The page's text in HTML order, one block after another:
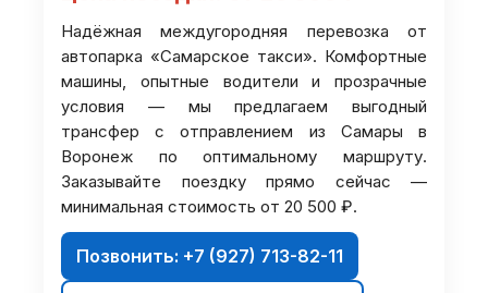
Надёжная междугородняя перевозка от
автопарка «Самарское такси». Комфортные
машины, опытные водители и прозрачные
условия — мы предлагаем выгодный
трансфер с отправлением из Самары в
Воронеж по оптимальному маршруту.
Заказывайте поездку прямо сейчас —
минимальная стоимость от 20 500 ₽.
Позвонить: +7 (927) 713-82-11